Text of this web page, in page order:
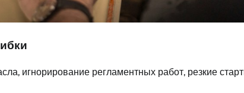
игнорирование регламентных работ, резкие